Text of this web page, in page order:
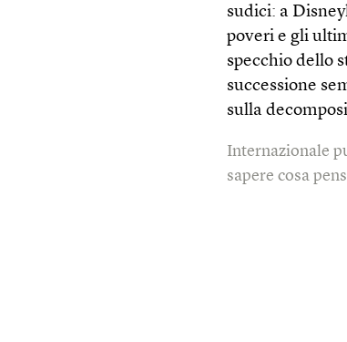
sudici: a
poveri e gli
specchio dello
successione
sulla
Internazionale
sapere cosa